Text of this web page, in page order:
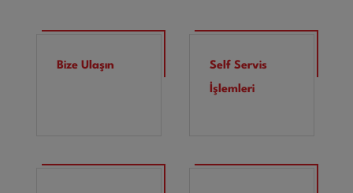
Bize Ulaşın
Self Servis
İşlemleri